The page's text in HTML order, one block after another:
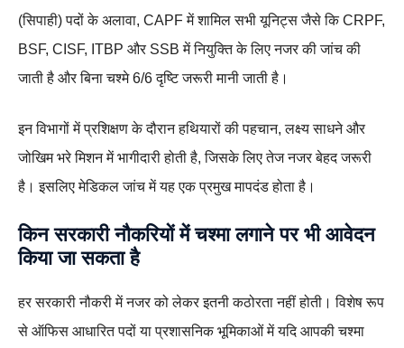
(सिपाही) पदों के अलावा, CAPF में शामिल सभी यूनिट्स जैसे कि CRPF,
BSF, CISF, ITBP और SSB में नियुक्ति के लिए नजर की जांच की
जाती है और बिना चश्मे 6/6 दृष्टि जरूरी मानी जाती है।
इन विभागों में प्रशिक्षण के दौरान हथियारों की पहचान, लक्ष्य साधने और
जोखिम भरे मिशन में भागीदारी होती है, जिसके लिए तेज नजर बेहद जरूरी
है। इसलिए मेडिकल जांच में यह एक प्रमुख मापदंड होता है।
किन सरकारी नौकरियों में चश्मा लगाने पर भी आवेदन
किया जा सकता है
हर सरकारी नौकरी में नजर को लेकर इतनी कठोरता नहीं होती। विशेष रूप
से ऑफिस आधारित पदों या प्रशासनिक भूमिकाओं में यदि आपकी चश्मा